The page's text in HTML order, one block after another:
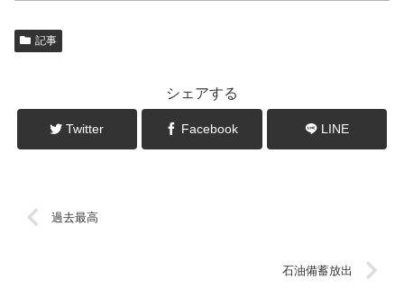
記事
シェアする
Twitter Facebook LINE
過去最高
石油備蓄放出